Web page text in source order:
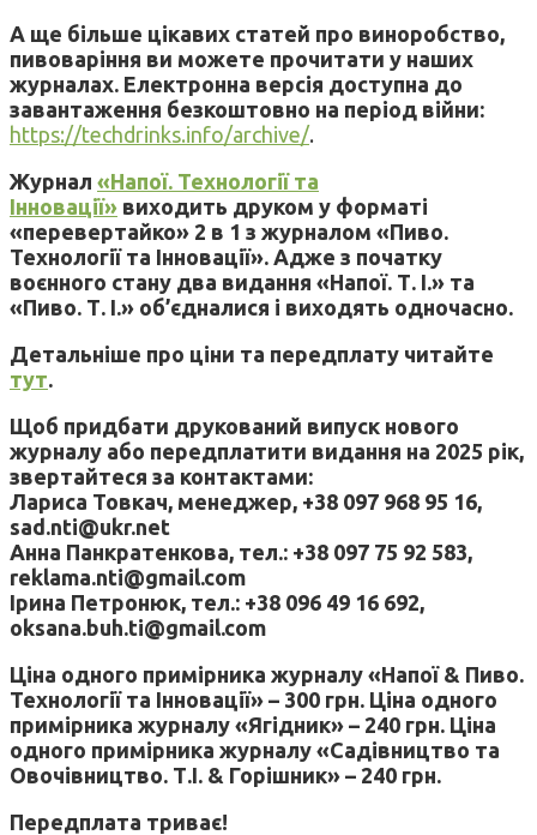
А ще більше цікавих статей про виноробство,
пивоваріння ви можете прочитати у наших
журналах. Електронна версія доступна до
завантаження безкоштовно на період війни:
https://techdrinks.info/archive/.
Журнал «Напої. Технології та
Інновації» виходить друком у форматі
«перевертайко» 2 в 1 з журналом «Пиво.
Технології та Інновації». Адже з початку
воєнного стану два видання «Напої. Т. І.» та
«Пиво. Т. І.» об’єдналися і виходять одночасно.
Детальніше про ціни та передплату читайте
тут.
Щоб придбати друкований випуск нового
журналу або передплатити видання на 2025 рік,
звертайтеся за контактами:
Лариса Товкач, менеджер, +38 097 968 95 16,
sad.nti@ukr.net
Анна Панкратенкова, тел.: +38 097 75 92 583,
reklama.nti@gmail.com
Ірина Петронюк, тел.: +38 096 49 16 692,
oksana.buh.ti@gmail.com
Ціна одного примірника журналу «Напої & Пиво.
Технології та Інновації» – 300 грн. Ціна одного
примірника журналу «Ягідник» – 240 грн. Ціна
одного примірника журналу «Садівництво та
Овочівництво. Т.І. & Горішник» – 240 грн.
Передплата триває!